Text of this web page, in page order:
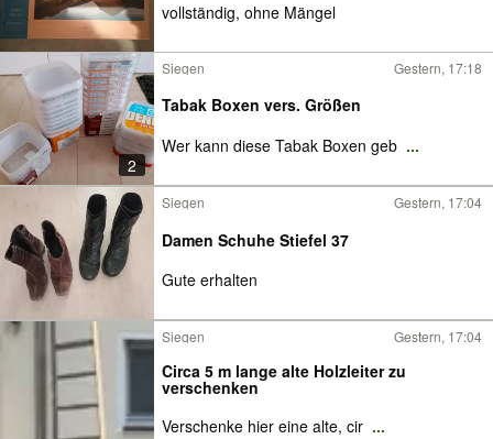
vollständig, ohne Mängel
2
Siegen Gestern, 17:18
Tabak Boxen vers. Größen
Wer kann diese Tabak Boxen geb ...
Siegen Gestern, 17:04
Damen Schuhe Stiefel 37
Gute erhalten
Siegen Gestern, 17:04
Circa 5 m lange alte Holzleiter zu
verschenken
Verschenke hier eine alte, cir ...